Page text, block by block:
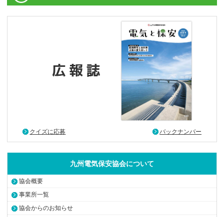
クイズに応募 バックナンバー
九州電気保安協会について
協会概要
事業所一覧
協会からのお知らせ